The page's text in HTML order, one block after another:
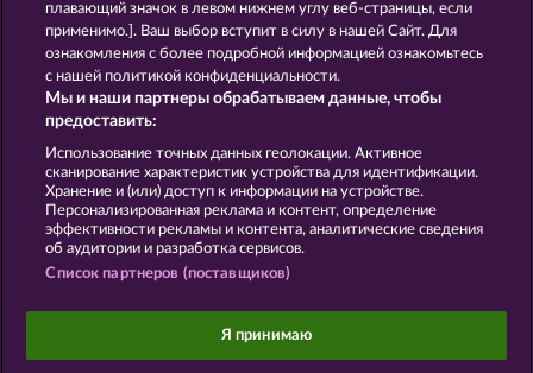
Правила КОНФИДЕНЦИАЛЬНОСТЬ
О компании Компания
Отправить Запрос об Отказе
Данный портал предназначен исключительно
для развлекательных целей и абсолютно не
плавающий значок в левом нижнем углу веб-страницы, если
применимо.]. Ваш выбор вступит в силу в нашей Сайт. Для
ознакомления с более подробной информацией ознакомьтесь
с нашей политикой конфиденциальности.
Мы и наши партнеры обрабатываем данные, чтобы
предоставить:
Использование точных данных геолокации. Активное
сканирование характеристик устройства для идентификации.
Хранение и (или) доступ к информации на устройстве.
Персонализированная реклама и контент, определение
эффективности рекламы и контента, аналитические сведения
об аудитории и разработка сервисов.
Список партнеров (поставщиков)
Я принимаю